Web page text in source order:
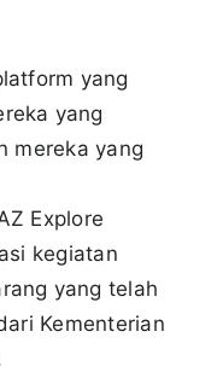
yang
yang
mereka yang
Explore
kegiatan
yang telah
Kementerian